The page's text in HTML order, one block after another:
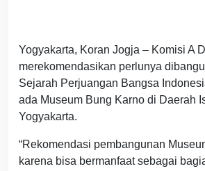
Yogyakarta, Koran Jogja – Komisi A
merekomendasikan perlunya
Sejarah Perjuangan Bangsa
ada Museum Bung Karno di Daerah
Yogyakarta.
“Rekomendasi pembangunan
karena bisa bermanfaat sebagai